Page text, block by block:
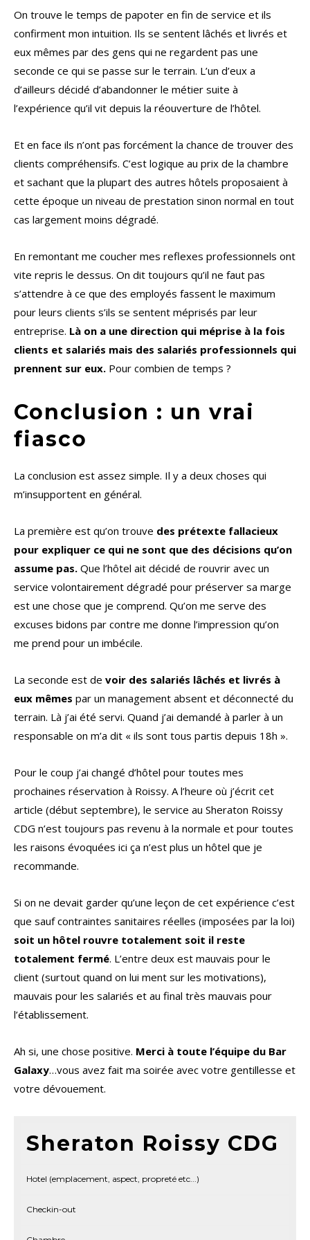
On trouve le temps de papoter en fin de service et ils
confirment mon intuition. Ils se sentent lâchés et livrés et
eux mêmes par des gens qui ne regardent pas une
seconde ce qui se passe sur le terrain. L’un d’eux a
d’ailleurs décidé d’abandonner le métier suite à
l’expérience qu’il vit depuis la réouverture de l’hôtel.
Et en face ils n’ont pas forcément la chance de trouver des
clients compréhensifs. C’est logique au prix de la chambre
et sachant que la plupart des autres hôtels proposaient à
cette époque un niveau de prestation sinon normal en tout
cas largement moins dégradé.
En remontant me coucher mes reflexes professionnels ont
vite repris le dessus. On dit toujours qu’il ne faut pas
s’attendre à ce que des employés fassent le maximum
pour leurs clients s’ils se sentent méprisés par leur
entreprise. Là on a une direction qui méprise à la fois
clients et salariés mais des salariés professionnels qui
prennent sur eux. Pour combien de temps ?
Conclusion : un vrai
fiasco
La conclusion est assez simple. Il y a deux choses qui
m’insupportent en général.
La première est qu’on trouve des prétexte fallacieux
pour expliquer ce qui ne sont que des décisions qu’on
assume pas. Que l’hôtel ait décidé de rouvrir avec un
service volontairement dégradé pour préserver sa marge
est une chose que je comprend. Qu’on me serve des
excuses bidons par contre me donne l’impression qu’on
me prend pour un imbécile.
La seconde est de voir des salariés lâchés et livrés à
eux mêmes par un management absent et déconnecté du
terrain. Là j’ai été servi. Quand j’ai demandé à parler à un
responsable on m’a dit « ils sont tous partis depuis 18h ».
Pour le coup j’ai changé d’hôtel pour toutes mes
prochaines réservation à Roissy. A l’heure où j’écrit cet
article (début septembre), le service au Sheraton Roissy
CDG n’est toujours pas revenu à la normale et pour toutes
les raisons évoquées ici ça n’est plus un hôtel que je
recommande.
Si on ne devait garder qu’une leçon de cet expérience c’est
que sauf contraintes sanitaires réelles (imposées par la loi)
soit un hôtel rouvre totalement soit il reste
totalement fermé. L’entre deux est mauvais pour le
client (surtout quand on lui ment sur les motivations),
mauvais pour les salariés et au final très mauvais pour
l’établissement.
Ah si, une chose positive. Merci à toute l’équipe du Bar
Galaxy…vous avez fait ma soirée avec votre gentillesse et
votre dévouement.
Sheraton Roissy CDG
Hotel (emplacement, aspect, propreté etc...)
Checkin-out